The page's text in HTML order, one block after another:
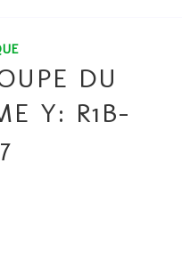
DU
Y: R1B-